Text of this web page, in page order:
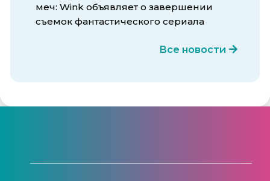
меч: Wink объявляет о завершении
съемок фантастического сериала
Все новости